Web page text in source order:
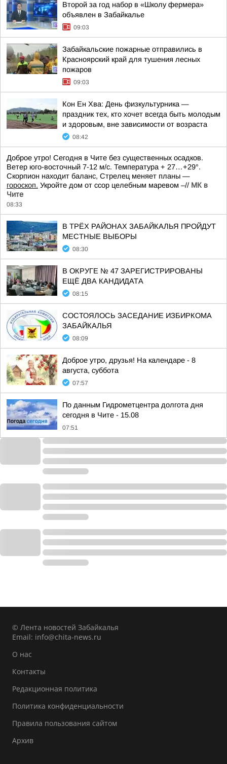
Второй за год набор в «Школу фермера»
объявлен в Забайкалье
09:03
Забайкальские пожарные отправились в
Красноярский край для тушения лесных
пожаров
09:03
Кон Ен Хва: День физкультурника —
праздник тех, кто хочет всегда быть молодым
и здоровым, вне зависимости от возраста
08:42
Доброе утро! Сегодня в Чите без существенных осадков.
Ветер юго-восточный 7-12 м/с. Температура + 27…+29°.
Скорпион находит баланс, Стрелец меняет планы —
гороскоп. Укройте дом от ссор целебным маревом –// МК в
Чите
08:33
В ТРЁХ РАЙОНАХ ЗАБАЙКАЛЬЯ ПРОЙДУТ
МЕСТНЫЕ ВЫБОРЫ
08:30
В ОКРУГЕ № 47 ЗАРЕГИСТРИРОВАНЫ
ЕЩЁ ДВА КАНДИДАТА
08:15
СОСТОЯЛОСЬ ЗАСЕДАНИЕ ИЗБИРКОМА
ЗАБАЙКАЛЬЯ
08:09
Доброе утро, друзья! На календаре - 8
августа, суббота
07:57
По данным Гидрометцентра долгота дня
сегодня в Чите - 15.08
07:51
© Лента новостей Забайкалья
Email: info@chita-news.ru
О нас
Контакты
Редакционная политика
Политика конфиденциальности
Правила пользования сайтом
Архив